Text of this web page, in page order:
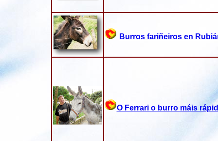
Burros fariñeiros en
O Ferrari o burro máis